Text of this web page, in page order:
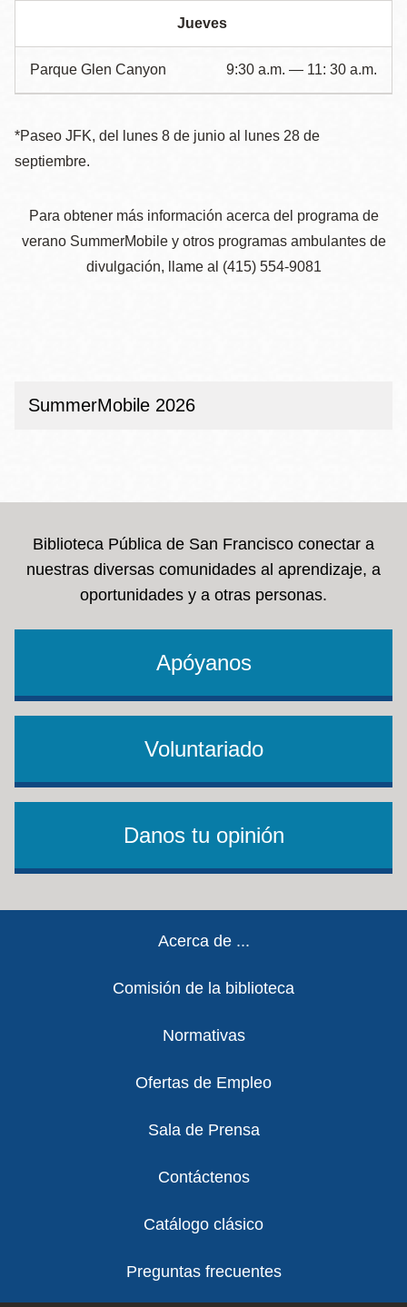
Jueves
Parque Glen Canyon 9:30 a.m. — 11: 30 a.m.
*Paseo JFK, del lunes 8 de junio al lunes 28 de
septiembre.
Para obtener más información acerca del programa de
verano SummerMobile y otros programas ambulantes de
divulgación, llame al (415) 554-9081
SummerMobile 2026
Biblioteca Pública de San Francisco conectar a
nuestras diversas comunidades al aprendizaje, a
oportunidades y a otras personas.
Apóyanos
Voluntariado
Danos tu opinión
Acerca de ...
Comisión de la biblioteca
Normativas
Ofertas de Empleo
Sala de Prensa
Contáctenos
Catálogo clásico
Preguntas frecuentes